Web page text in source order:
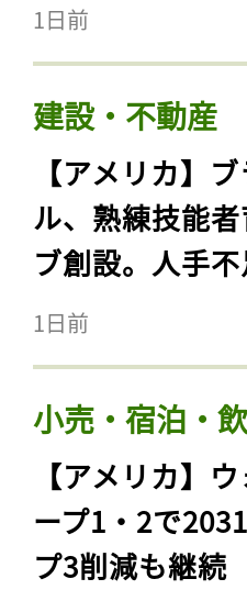
1日前
建設・不動産
【アメリカ】
ル、熟練技能
ブ創設。人手
1日前
小売・宿泊・
【アメリカ】
ープ1・2で
プ3削減も継続